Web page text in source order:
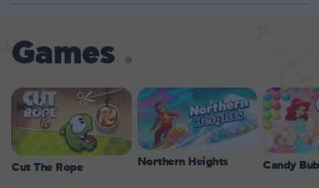
Games
Cut The Rope Northern Heights Candy